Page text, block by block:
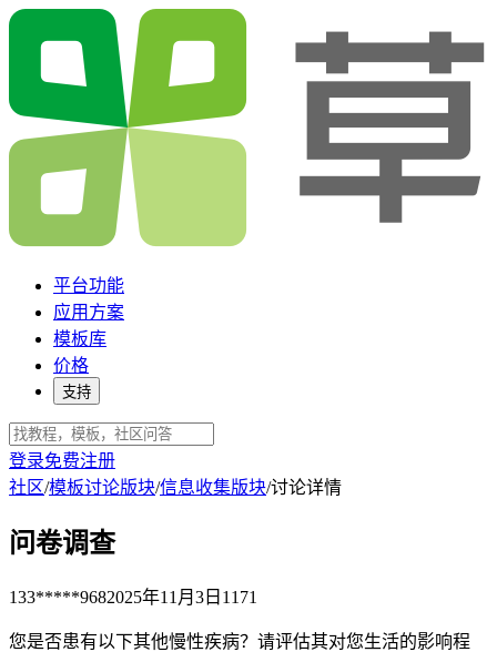
平台功能
应用方案
模板库
价格
支持
登录免费注册
社区/模板讨论版块/信息收集版块/讨论详情
问卷调查
133*****9682025年11月3日 1171
您是否患有以下其他慢性疾病？请评估其对您生活的影响程